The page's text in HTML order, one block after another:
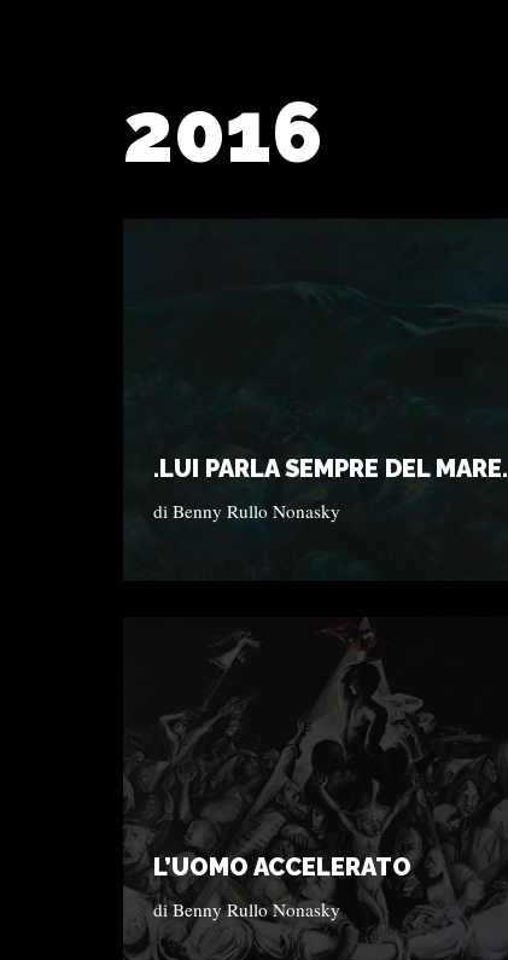
2016
.LUI PARLA SEMPRE DEL MARE.
di Benny Rullo Nonasky
L’UOMO ACCELERATO
diBenny Rullo Nonasky